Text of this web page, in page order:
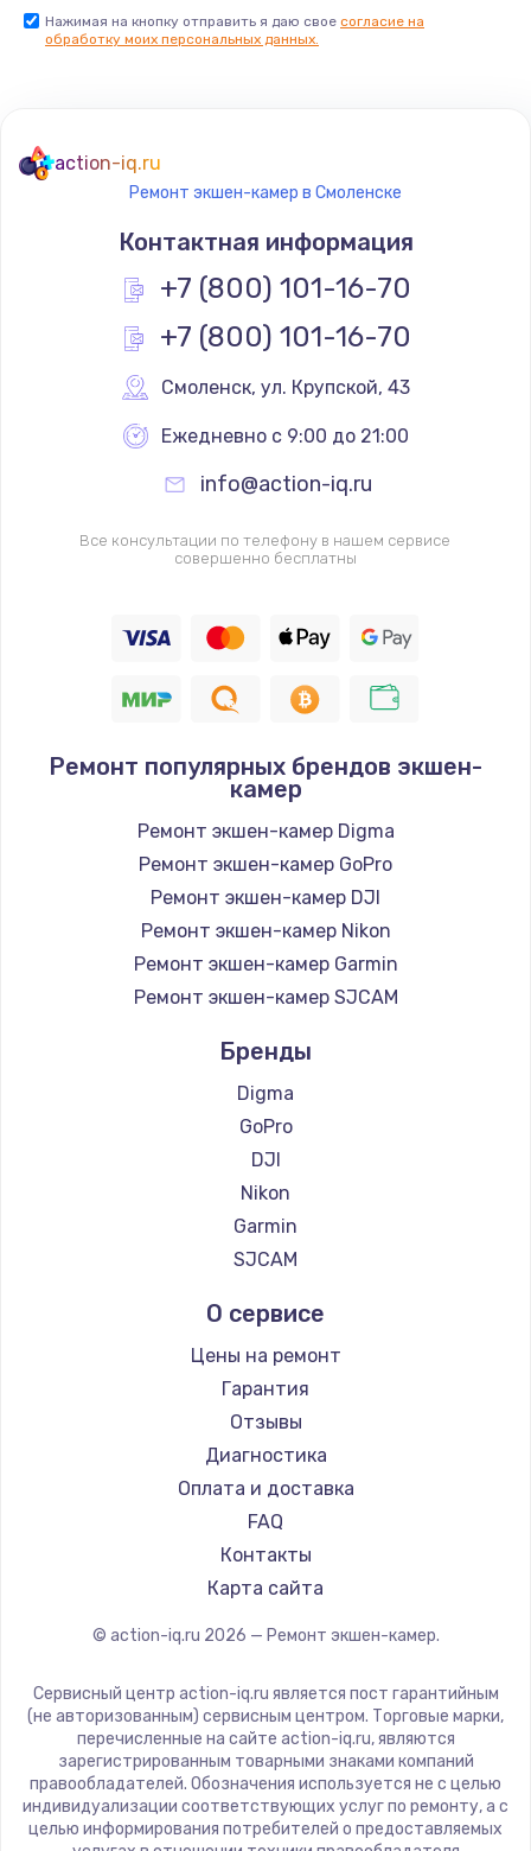
Нажимая на кнопку отправить я даю свое согласие на
обработку моих персональных данных.
action-iq.ru
Ремонт экшен-камер в Смоленске
Контактная информация
+7 (800) 101-16-70
+7 (800) 101-16-70
Смоленск, ул. Крупской, 43
Ежедневно с 9:00 до 21:00
info@action-iq.ru
Все консультации по телефону в нашем сервисе
совершенно бесплатны
Ремонт популярных брендов экшен-
камер
Ремонт экшен-камер Digma
Ремонт экшен-камер GoPro
Ремонт экшен-камер DJI
Ремонт экшен-камер Nikon
Ремонт экшен-камер Garmin
Ремонт экшен-камер SJCAM
Бренды
Digma
GoPro
DJI
Nikon
Garmin
SJCAM
О сервисе
Цены на ремонт
Гарантия
Отзывы
Диагностика
Оплата и доставка
FAQ
Контакты
Карта сайта
© action-iq.ru 2026 — Ремонт экшен-камер.
Сервисный центр action-iq.ru является пост гарантийным
(не авторизованным) сервисным центром. Торговые марки,
перечисленные на сайте action-iq.ru, являются
зарегистрированным товарными знаками компаний
правообладателей. Обозначения используется не с целью
индивидуализации соответствующих услуг по ремонту, а с
целью информирования потребителей о предоставляемых